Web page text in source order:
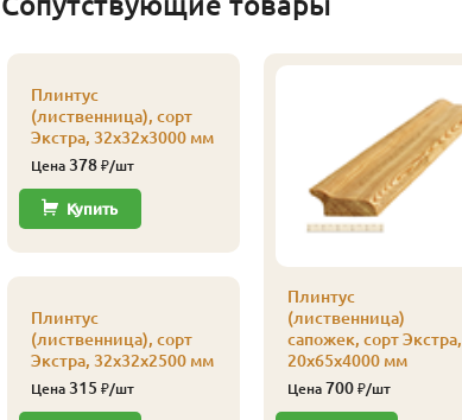
Плинтус
(лиственница), сорт
Экстра, 32х32х3000 мм
Цена 378₽/шт
Купить
Плинтус
(лиственница), сорт
Экстра, 32х32х2500 мм
Цена 315 ₽/шт
Плинтус
(лиственница)
сапожек, сорт Экстра,
20х65х4000 мм
Цена 700₽/шт